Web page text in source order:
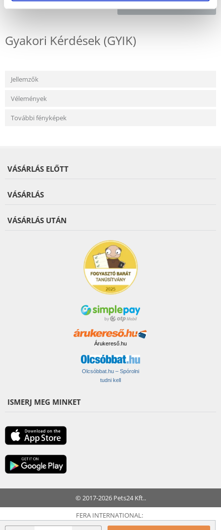
Gyakori Kérdések (GYIK)
Jellemzők
Vélemények
További fényképek
VÁSÁRLÁS ELŐTT
VÁSÁRLÁS
VÁSÁRLÁS UTÁN
Árukereső.hu
Olcsóbbat.hu – Spórolni
tudni kell
ISMERJ MEG MINKET
© 2017-2026 Pets24 Kft..
FERA INTERNATIONAL: